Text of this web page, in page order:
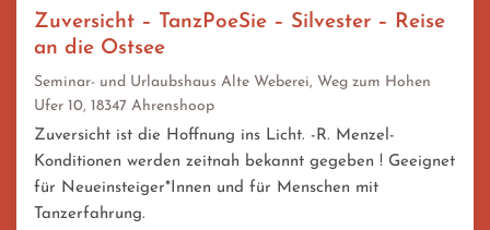
Zuversicht – TanzPoeSie – Silvester – Reise
an die Ostsee
Seminar- und Urlaubshaus Alte Weberei, Weg zum Hohen
Ufer 10, 18347 Ahrenshoop
Zuversicht ist die Hoffnung ins Licht. -R. Menzel-
Konditionen werden zeitnah bekannt gegeben ! Geeignet
für Neueinsteiger*Innen und für Menschen mit
Tanzerfahrung.